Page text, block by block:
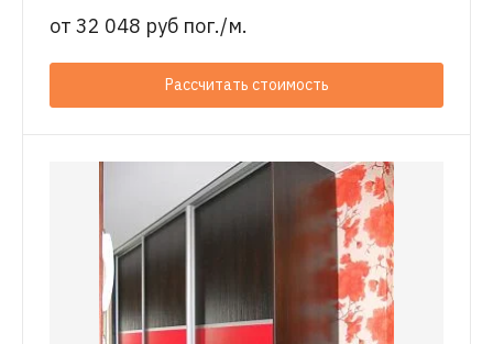
от 32 048 руб пог./м.
Рассчитать стоимость